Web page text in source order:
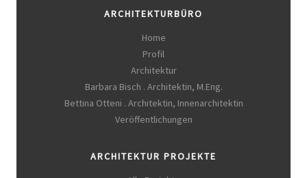
ARCHITEKTURBÜRO
Home
Profil
Architektur
Barbara Bisch . Architektin, M.Eng.
Bettina Otteni . Architektin, Innenarchitektin
Veröffentlichungen
ARCHITEKTUR PROJEKTE